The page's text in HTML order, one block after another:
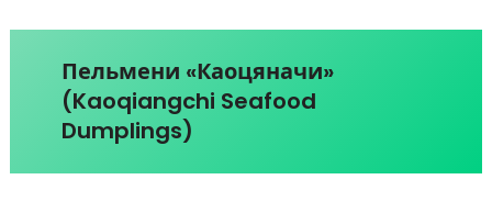
Пельмени «Каоцяначи»
(Kaoqiangchi Seafood
Dumplings)